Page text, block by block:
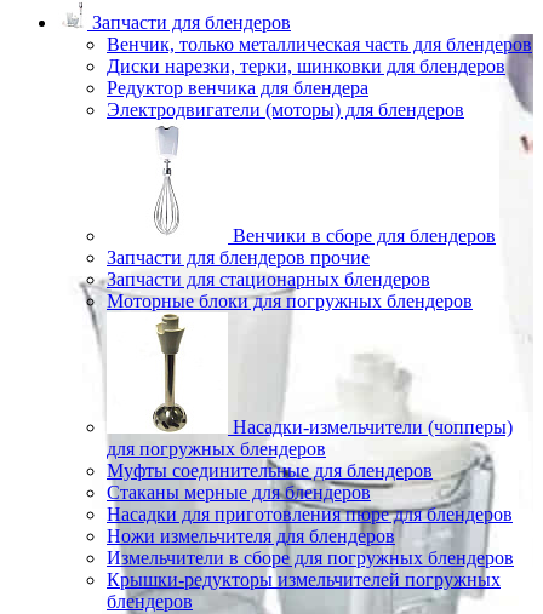
Запчасти для блендеров
Венчик, только металлическая часть для блендеров
Диски нарезки, терки, шинковки для блендеров
Редуктор венчика для блендера
Электродвигатели (моторы) для блендеров
Венчики в сборе для блендеров
Запчасти для блендеров прочие
Запчасти для стационарных блендеров
Моторные блоки для погружных блендеров
Насадки-измельчители (чопперы)
для погружных блендеров
Муфты соединительные для блендеров
Стаканы мерные для блендеров
Насадки для приготовления пюре для блендеров
Ножи измельчителя для блендеров
Измельчители в сборе для погружных блендеров
Крышки-редукторы измельчителей погружных
блендеров